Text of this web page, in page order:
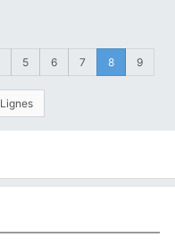
5 6 7 8 9
Lignes